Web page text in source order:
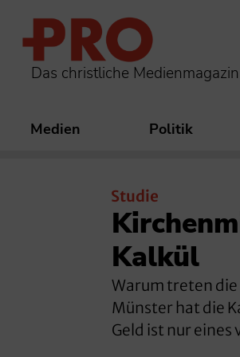
Das christliche Medienmagazin
Medien Politik
Studie
Kalkül
Warum treten die
Münster hat die
Geld ist nur